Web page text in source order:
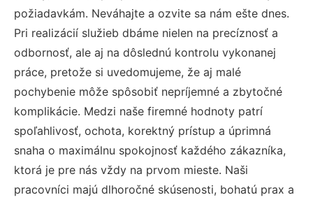
požiadavkám. Neváhajte a ozvite sa nám ešte dnes.
Pri realizácií služieb dbáme nielen na precíznosť a
odbornosť, ale aj na dôslednú kontrolu vykonanej
práce, pretože si uvedomujeme, že aj malé
pochybenie môže spôsobiť nepríjemné a zbytočné
komplikácie. Medzi naše firemné hodnoty patrí
spoľahlivosť, ochota, korektný prístup a úprimná
snaha o maximálnu spokojnosť každého zákazníka,
ktorá je pre nás vždy na prvom mieste. Naši
pracovníci majú dlhoročné skúsenosti, bohatú prax a